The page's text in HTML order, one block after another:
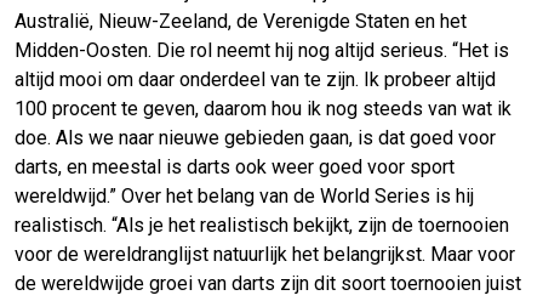
Australië, Nieuw-Zeeland, de Verenigde Staten en het
Midden-Oosten. Die rol neemt hij nog altijd serieus. “Het is
altijd mooi om daar onderdeel van te zijn. Ik probeer altijd
100 procent te geven, daarom hou ik nog steeds van wat ik
doe. Als we naar nieuwe gebieden gaan, is dat goed voor
darts, en meestal is darts ook weer goed voor sport
wereldwijd.” Over het belang van de World Series is hij
realistisch. “Als je het realistisch bekijkt, zijn de toernooien
voor de wereldranglijst natuurlijk het belangrijkst. Maar voor
de wereldwijde groei van darts zijn dit soort toernooien juist